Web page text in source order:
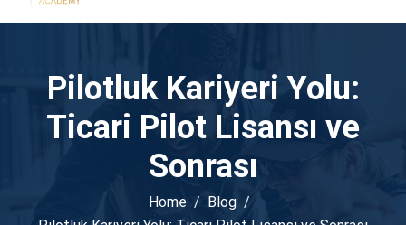
Pilotluk Kariyeri Yolu:
Ticari Pilot Lisansı ve
Sonrası
Home
Blog